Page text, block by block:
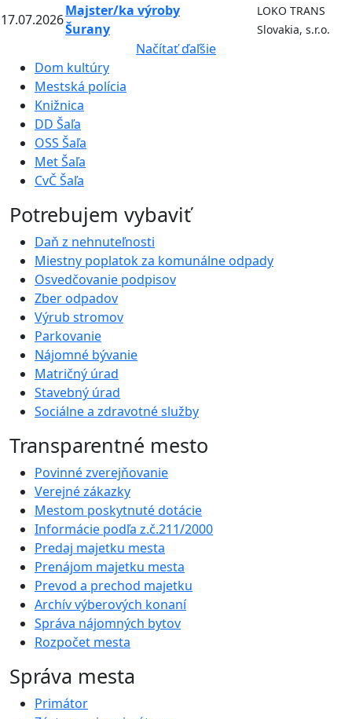
17.07.2026
Majster/ka výroby
Šurany
LOKO TRANS
Slovakia, s.r.o.
Načítať ďaľšie
Dom kultúry
Mestská polícia
Knižnica
DD Šaľa
OSS Šaľa
Met Šaľa
CvČ Šaľa
Potrebujem vybaviť
Daň z nehnuteľnosti
Miestny poplatok za komunálne odpady
Osvedčovanie podpisov
Zber odpadov
Výrub stromov
Parkovanie
Nájomné bývanie
Matričný úrad
Stavebný úrad
Sociálne a zdravotné služby
Transparentné mesto
Povinné zverejňovanie
Verejné zákazky
Mestom poskytnuté dotácie
Informácie podľa z.č.211/2000
Predaj majetku mesta
Prenájom majetku mesta
Prevod a prechod majetku
Archív výberových konaní
Správa nájomných bytov
Rozpočet mesta
Správa mesta
Primátor